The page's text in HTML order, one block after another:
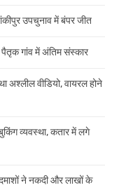
उपचुनाव में बंपर जीत
पैतृक गांव में अंतिम संस्कार
अश्लील वीडियो, वायरल होने
व्यवस्था, कतार में लगे
ने नकदी और लाखों के